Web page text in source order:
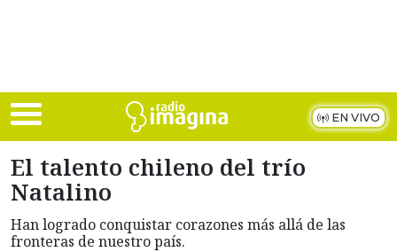
EN VIVO
El talento chileno del trío
Natalino
Han logrado conquistar corazones más allá de las
fronteras de nuestro país.